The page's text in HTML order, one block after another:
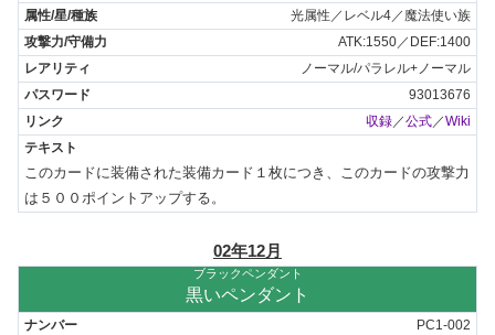
光属性／レベル4／魔法使い族
ATK:1550／DEF:1400
ノーマル/パラレル+ノーマル
93013676
収録 ／公式 ／Wiki
このカードに装備された装備カード１枚につき、このカードの攻撃力
は５００ポイントアップする。
02年12月
ブラックペンダント
黒いペンダント
PC1-002